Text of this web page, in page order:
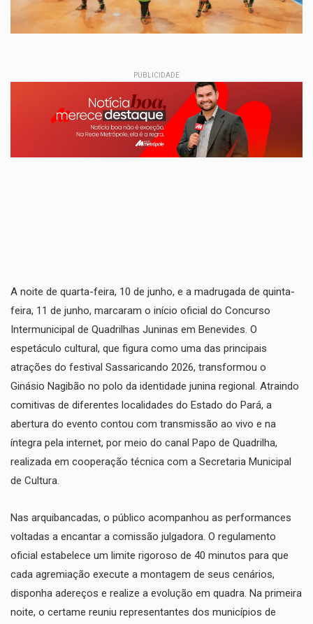
PUBLICIDADE
A noite de quarta-feira, 10 de junho, e a madrugada de quinta-
feira, 11 de junho, marcaram o início oficial do Concurso
Intermunicipal de Quadrilhas Juninas em Benevides. O
espetáculo cultural, que figura como uma das principais
atrações do festival Sassaricando 2026, transformou o
Ginásio Nagibão no polo da identidade junina regional. Atraindo
comitivas de diferentes localidades do Estado do Pará, a
abertura do evento contou com transmissão ao vivo e na
íntegra pela internet, por meio do canal Papo de Quadrilha,
realizada em cooperação técnica com a Secretaria Municipal
de Cultura.
​Nas arquibancadas, o público acompanhou as performances
voltadas a encantar a comissão julgadora. O regulamento
oficial estabelece um limite rigoroso de 40 minutos para que
cada agremiação execute a montagem de seus cenários,
disponha adereços e realize a evolução em quadra. Na primeira
noite, o certame reuniu representantes dos municípios de